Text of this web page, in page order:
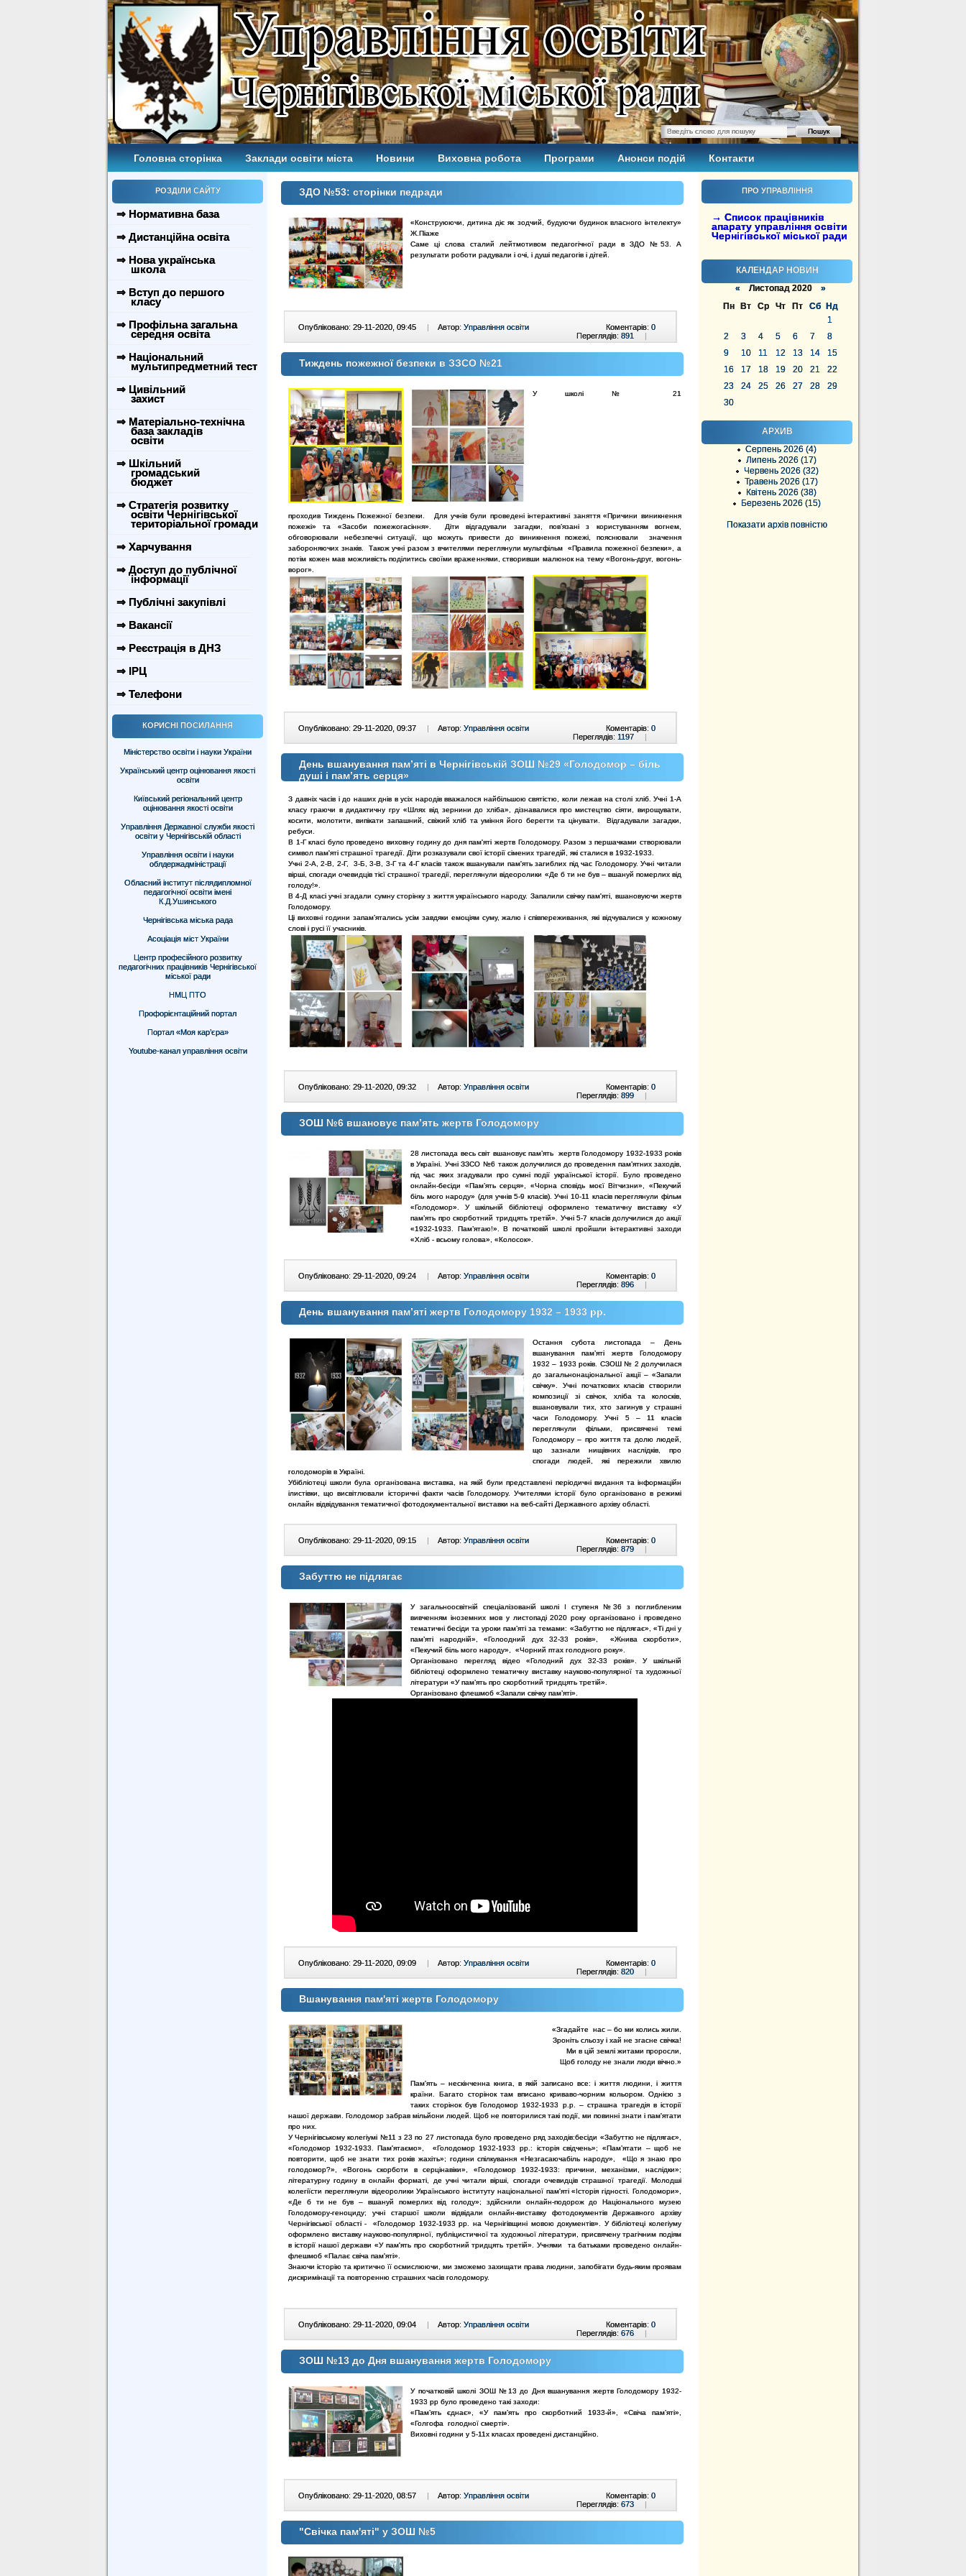
Головна сторінка Заклади освіти міста Новини Виховна робота Програми Анонси подій Контакти
РОЗДІЛИ САЙТУ
⇒ Нормативна база
⇒ Дистанційна освіта
⇒ Нова українська
школа
⇒ Вступ до першого
класу
⇒ Профільна загальна
середня освіта
⇒ Національний
мультипредметний тест
⇒ Цивільний
захист
⇒ Матеріально-технічна
база закладів
освіти
⇒ Шкільний
громадський
бюджет
⇒ Стратегія розвитку
освіти Чернігівської
територіальної громади
⇒ Харчування
⇒ Доступ до публічної
інформації
⇒ Публічні закупівлі
⇒ Вакансії
⇒ Реєстрація в ДНЗ
⇒ ІРЦ
⇒ Телефони
КОРИСНІ ПОСИЛАННЯ
Міністерство освіти і науки України
Український центр оцінювання якості
освіти
Київський регіональний центр
оцінювання якості освіти
Управління Державної служби якості
освіти у Чернігівській області
Управління освіти і науки
облдержадміністрації
Обласний інститут післядипломної
педагогічної освіти імені
К.Д.Ушинського
Чернігівська міська рада
Асоціація міст України
Центр професійного розвитку
педагогічних працівників Чернігівської
міської ради
НМЦ ПТО
Профорієнтаційний портал
Портал «Моя кар’єра»
Youtube-канал управління освіти
ПРО УПРАВЛІННЯ
→ Список працівників
апарату управління освіти
Чернігівської міської ради
КАЛЕНДАР НОВИН
« Листопад 2020 »
Пн
Вт Ср Чт Пт Сб
Нд
1
2
3 4 5 6 7
8
9
10 11 12 13 14
15
16
17 18 19 20 21
22
23
24 25 26 27 28
29
30
АРХИВ
Серпень 2026 (4)
Липень 2026 (17)
Червень 2026 (32)
Травень 2026 (17)
Квітень 2026 (38)
Березень 2026 (15)
Показати архів повністю
ЗДО №53: сторінки педради
«Конструюючи, дитина діє як зодчий, будуючи будинок власного інтелекту»
Ж.Піаже
Саме ці слова сталий лейтмотивом педагогічної ради в ЗДО №53. А
результати роботи радували і очі, і душі педагогів і дітей.
Опубліковано: 29-11-2020, 09:45 | Автор: Управління освіти Коментарів: 0
Переглядів: 891 |
Тиждень пожежної безпеки в ЗЗСО №21
У школі № 21
проходив Тиждень Пожежної безпеки. Для учнів були проведені інтерактивні заняття «Причини виникнення
пожежі» та «Засоби пожежогасіння». Діти відгадували загадки, пов’язані з користуванням вогнем,
обговорювали небезпечні ситуації, що можуть привести до виникнення пожежі, пояснювали значення
забороняючих знаків. Також учні разом з вчителями переглянули мультфільм «Правила пожежної безпеки», а
потім кожен мав можливість поділитись своїми враженнями, створивши малюнок на тему «Вогонь-друг, вогонь-
ворог».
Опубліковано: 29-11-2020, 09:37 | Автор: Управління освіти Коментарів: 0
Переглядів: 1197 |
День вшанування пам’яті в Чернігівській ЗОШ №29 «Голодомор – біль
душі і пам’ять серця»
З давніх часів і до наших днів в усіх народів вважалося найбільшою святістю, коли лежав на столі хліб. Учні 1-А
класу граючи в дидактичну гру «Шлях від зернини до хліба», дізнавалися про мистецтво сіяти, вирощувати,
косити, молотити, випікати запашний, свіжий хліб та уміння його берегти та цінувати. Відгадували загадки,
ребуси.
В 1-Г класі було проведено виховну годину до дня пам'яті жертв Голодомору. Разом з першачками створювали
символ пам'яті страшної трагедії. Діти розказували свої історії сімених трагедій, які сталися в 1932-1933.
Учні 2-А, 2-В, 2-Г, 3-Б, 3-В, 3-Г та 4-Г класів також вшанували пам'ять загиблих під час Голодомору. Учні читали
вірші, спогади очевидців тієї страшної трагедії, переглянули відеоролики «Де б ти не був – вшануй померлих від
голоду!».
В 4-Д класі учні згадали сумну сторінку з життя українського народу. Запалили свічку пам'яті, вшановуючи жертв
Голодомору.
Ці виховні години запам’ятались усім завдяки емоціям суму, жалю і співпереживання, які відчувалися у кожному
слові і русі її учасників.
Опубліковано: 29-11-2020, 09:32 | Автор: Управління освіти Коментарів: 0
Переглядів: 899 |
ЗОШ №6 вшановує пам’ять жертв Голодомору
28 листопада весь світ вшановує пам’ять жертв Голодомору 1932-1933 років
в Україні. Учні ЗЗСО №6 також долучилися до проведення пам’ятних заходів,
під час яких згадували про сумні події української історії. Було проведено
онлайн-бесіди «Пам’ять серця», «Чорна сповідь моєї Вітчизни», «Пекучий
біль мого народу» (для учнів 5-9 класів). Учні 10-11 класів переглянули фільм
«Голодомор». У шкільній бібліотеці оформлено тематичну виставку «У
пам’ять про скорботний тридцять третій». Учні 5-7 класів долучилися до акції
«1932-1933. Пам’ятаю!». В початковій школі пройшли інтерактивні заходи
«Хліб - всьому голова», «Колосок».
Опубліковано: 29-11-2020, 09:24 | Автор: Управління освіти Коментарів: 0
Переглядів: 896 |
День вшанування пам’яті жертв Голодомору 1932 – 1933 рр.
Остання субота листопада – День
вшанування пам’яті жертв Голодомору
1932 – 1933 років. СЗОШ № 2 долучилася
до загальнонаціональної акції – «Запали
свічку». Учні початкових класів створили
композиції зі свічок, хліба та колосків,
вшановували тих, хто загинув у страшні
часи Голодомору. Учні 5 – 11 класів
переглянули фільми, присвячені темі
Голодомору – про життя та долю людей,
що зазнали нищівних наслідків, про
спогади людей, які пережили хвилю
голодоморів в Україні.
Убібліотеці школи була організована виставка, на якій були представлені періодичні видання та інформаційн
ілистівки, що висвітлювали історичні факти часів Голодомору. Учителями історії було організовано в режимі
онлайн відвідування тематичної фотодокументальної виставки на веб-сайті Державного архіву області.
Опубліковано: 29-11-2020, 09:15 | Автор: Управління освіти Коментарів: 0
Переглядів: 879 |
Забуттю не підлягає
У загальноосвітній спеціалізованій школі І ступеня №36 з поглибленим
вивченням іноземних мов у листопаді 2020 року організовано і проведено
тематичні бесіди та уроки пам’яті за темами: «Забуттю не підлягає», «Ті дні у
пам’яті народній», «Голоодний дух 32-33 років», «Жнива скорботи»,
«Пекучий біль мого народу», «Чорний птах голодного року».
Організовано перегляд відео «Голодний дух 32-33 років». У шкільній
бібліотеці оформлено тематичну виставку науково-популярної та художньої
літератури «У пам’ять про скорботний тридцять третій».
Організовано флешмоб «Запали свічку пам’яті».
Опубліковано: 29-11-2020, 09:09 | Автор: Управління освіти Коментарів: 0
Переглядів: 820 |
Вшанування пам'яті жертв Голодомору
«Згадайте нас – бо ми колись жили.
Зроніть сльозу і хай не згасне свічка!
Ми в цій землі житами проросли,
Щоб голоду не знали люди вічно.»
Пам'ять – нескінченна книга, в якій записано все: і життя людини, і життя
країни. Багато сторінок там вписано криваво-чорним кольором. Однією з
таких сторінок був Голодомор 1932-1933 р.р. – страшна трагедія в історії
нашої держави. Голодомор забрав мільйони людей. Щоб не повторилися такі події, ми повинні знати і пам'ятати
про них.
У Чернігівському колегіумі №11 з 23 по 27 листопада було проведено ряд заходів:бесіди «Забуттю не підлягає»,
«Голодомор 1932-1933. Пам'ятаємо», «Голодомор 1932-1933 рр.: історія свідчень»; «Пам’ятати – щоб не
повторити, щоб не знати тих років жахіть»; години спілкування «Незгасаючабіль народу», «Що я знаю про
голодомор?», «Вогонь скорботи в серцінавіки», «Голодомор 1932-1933: причини, механізми, наслідки»;
літературну годину в онлайн форматі, де учні читали вірші, спогади очевидців страшної трагедії. Молодші
колегіїсти переглянули відеоролики Українського інституту національної пам'яті «Історія гідності. Голодомори»,
«Де б ти не був – вшануй померлих від голоду»; здійснили онлайн-подорож до Національного музею
Голодомору-геноциду; учні старшої школи відвідали онлайн-виставку фотодокументів Державного архіву
Чернігівської області - «Голодомор 1932-1933 рр. на Чернігівщині мовою документів». У бібліотеці колегіуму
оформлено виставку науково-популярної, публіцистичної та художньої літератури, присвячену трагічним подіям
в історії нашої держави «У пам'ять про скорботний тридцять третій». Учнями та батьками проведено онлайн-
флешмоб «Палає свіча пам'яті».
Знаючи історію та критично її осмислюючи, ми зможемо захищати права людини, запобігати будь-яким проявам
дискримінації та повторенню страшних часів голодомору.
Опубліковано: 29-11-2020, 09:04 | Автор: Управління освіти Коментарів: 0
Переглядів: 676 |
ЗОШ №13 до Дня вшанування жертв Голодомору
У початковій школі ЗОШ №13 до Дня вшанування жертв Голодомору 1932-
1933 рр було проведено такі заходи:
«Пам’ять єднає», «У пам’ять про скорботний 1933-й», «Свіча пам’яті»,
«Голгофа голодної смерті».
Виховні години у 5-11х класах проведені дистанційно.
Опубліковано: 29-11-2020, 08:57 | Автор: Управління освіти Коментарів: 0
Переглядів: 673 |
"Свічка пам'яті" у ЗОШ №5